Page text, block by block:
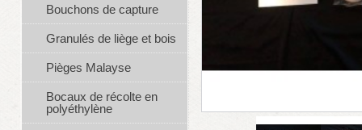
Bouchons de capture
Granulés de liège et bois
Pièges Malayse
Bocaux de récolte en
polyéthylène